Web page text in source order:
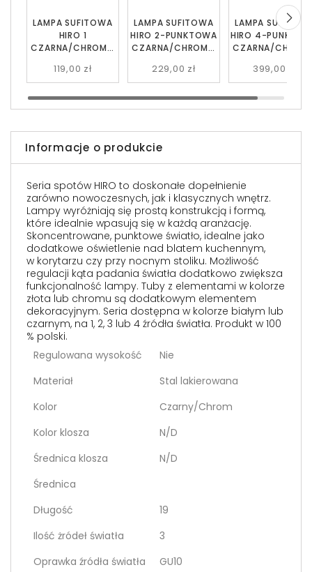
LAMPA SUFITOWA
HIRO 1
CZARNA/CHROMO
119,00 zł
LAMPA SUFITOWA
HIRO 2-PUNKTOWA
CZARNA/CHROMO
229,00 zł
LAMPA
HIRO 4-
CZARNA/
399,00 zł
Informacje o produkcie
Seria spotów HIRO to doskonałe dopełnienie
zarówno nowoczesnych, jak i klasycznych wnętrz.
Lampy wyróżniają się prostą konstrukcją i formą,
które idealnie wpasują się w każdą aranżację.
Skoncentrowane, punktowe światło, idealne jako
dodatkowe oświetlenie nad blatem kuchennym,
w korytarzu czy przy nocnym stoliku. Możliwość
regulacji kąta padania światła dodatkowo zwiększa
funkcjonalność lampy. Tuby z elementami w kolorze
złota lub chromu są dodatkowym elementem
dekoracyjnym. Seria dostępna w kolorze białym lub
czarnym, na 1, 2, 3 lub 4 źródła światła. Produkt w 100
% polski.
Regulowana wysokość
Nie
Materiał
Stal lakierowana
Kolor
Czarny/Chrom
Kolor klosza
N/D
Średnica klosza
N/D
Średnica
Długość
19
Ilość żródeł światła
3
Oprawka źródła światła
GU10